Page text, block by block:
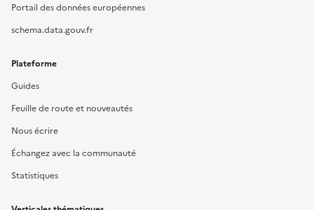
Portail des données européennes
schema.data.gouv.fr
Plateforme
Guides
Feuille de route et nouveautés
Nous écrire
Échangez avec la communauté
Statistiques